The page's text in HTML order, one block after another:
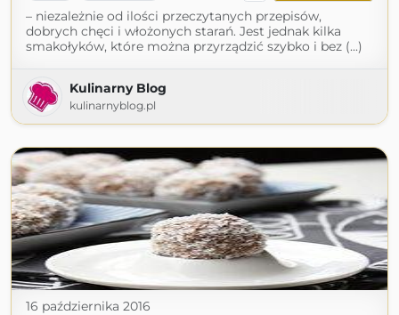
– niezależnie od ilości przeczytanych przepisów,
dobrych chęci i włożonych starań. Jest jednak kilka
smakołyków, które można przyrządzić szybko i bez (...)
Kulinarny Blog
kulinarnyblog.pl
16 października 2016